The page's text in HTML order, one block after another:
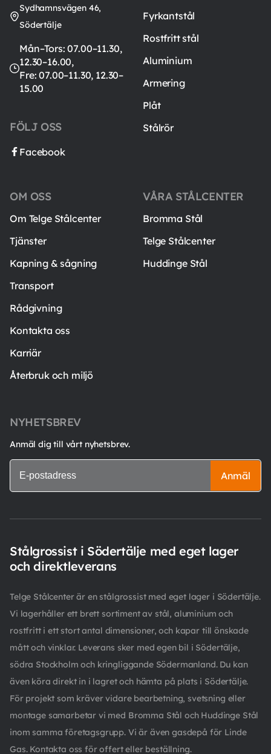
Sydhamnsvägen 46,
Södertälje
Mån–Tors: 07.00–11.30,
12.30–16.00,
Fre: 07.00–11.30, 12.30–
15.00
FÖLJ OSS
Facebook
Fyrkantstål
Rostfritt stål
Aluminium
Armering
Plåt
Stålrör
VÅRA STÅLCENTER
Bromma Stål
Telge Stålcenter
Huddinge Stål
OM OSS
Om Telge Stålcenter
Tjänster
Kapning & sågning
Transport
Rådgivning
Kontakta oss
Karriär
Återbruk och miljö
NYHETSBREV
Anmäl dig till vårt nyhetsbrev.
Anmäl
Stålgrossist i Södertälje med eget lager
och direktleverans
Telge Stålcenter är en stålgrossist med eget lager i Södertälje.
Vi lagerhåller ett brett sortiment av stål, aluminium och
rostfritt i ett stort antal dimensioner, och kapar till önskade
mått och vinklar. Leverans sker med egen bil i Södertälje,
södra Stockholm och kringliggande Södermanland. Du kan
även köra direkt in i lagret och hämta på plats i Södertälje.
För projekt som kräver vidare bearbetning, svetsning eller
montage samarbetar vi med Bromma Stål och Huddinge Stål
inom samma företagsgrupp. Vi är även gasdepå för Linde
Gas. Kontakta oss för offert eller beställning.